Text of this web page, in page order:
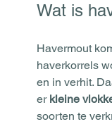
Wat is
Havermout
haverkorrels
en in verhit.
er kleine
soorten te